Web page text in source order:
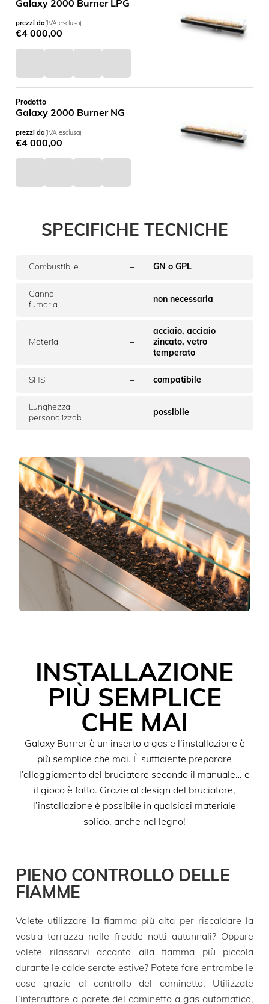
Galaxy 2000 Burner LPG
prezzi da(IVA esclusa)
€4 000,00
Prodotto
Galaxy 2000 Burner NG
prezzi da(IVA esclusa)
€4 000,00
SPECIFICHE TECNICHE
Combustibile – GN o GPL
Canna
fumaria
– non necessaria
Materiali –
acciaio, acciaio
zincato, vetro
temperato
SHS – compatibile
Lunghezza
personalizzabile
– possibile
INSTALLAZIONE
PIÙ SEMPLICE
CHE MAI
Galaxy Burner è un inserto a gas e l’installazione è
più semplice che mai. È sufficiente preparare
l’alloggiamento del bruciatore secondo il manuale… e
il gioco è fatto. Grazie al design del bruciatore,
l’installazione è possibile in qualsiasi materiale
solido, anche nel legno!
PIENO CONTROLLO DELLE
FIAMME
Volete utilizzare la fiamma più alta per riscaldare la
vostra terrazza nelle fredde notti autunnali? Oppure
volete rilassarvi accanto alla fiamma più piccola
durante le calde serate estive? Potete fare entrambe le
cose grazie al controllo del caminetto. Utilizzate
l’interruttore a parete del caminetto a gas automatico,